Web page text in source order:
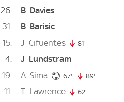
26 B Davies
31
B Barisic
15
J Cifuentes 81'
4 J Lundstram
19
A Sima 67' 67. minute
89'
11 T Lawrence 62'